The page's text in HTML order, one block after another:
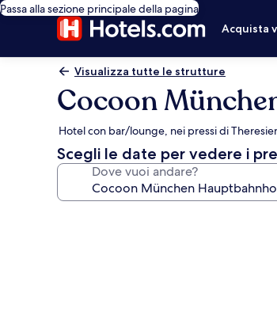
Passa alla sezione principale della pagina
Acquista
Visualizza tutte le strutture
Cocoon
Hotel con bar/lounge, nei pressi di
Scegli le date per vedere i
Dove vuoi andare?